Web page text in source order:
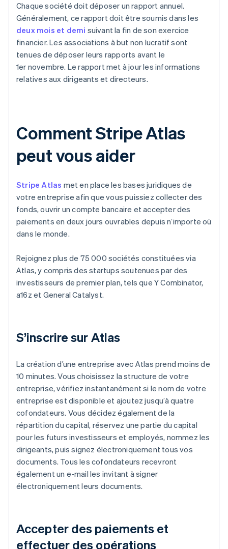
Chaque société doit déposer un rapport annuel.
Généralement, ce rapport doit être soumis dans les
deux mois et demi suivant la fin de son exercice
financier. Les associations à but non lucratif sont
tenues de déposer leurs rapports avant le
1er novembre. Le rapport met à jour les informations
relatives aux dirigeants et directeurs.
Comment Stripe Atlas
peut vous aider
Stripe Atlas met en place les bases juridiques de
votre entreprise afin que vous puissiez collecter des
fonds, ouvrir un compte bancaire et accepter des
paiements en deux jours ouvrables depuis n’importe où
dans le monde.
Rejoignez plus de 75 000 sociétés constituées via
Atlas, y compris des startups soutenues par des
investisseurs de premier plan, tels que Y Combinator,
a16z et General Catalyst.
S’inscrire sur Atlas
La création d’une entreprise avec Atlas prend moins de
10 minutes. Vous choisissez la structure de votre
entreprise, vérifiez instantanément si le nom de votre
entreprise est disponible et ajoutez jusqu’à quatre
cofondateurs. Vous décidez également de la
répartition du capital, réservez une partie du capital
pour les futurs investisseurs et employés, nommez les
dirigeants, puis signez électroniquement tous vos
documents. Tous les cofondateurs recevront
également un e-mail les invitant à signer
électroniquement leurs documents.
Accepter des paiements et
effectuer des opérations